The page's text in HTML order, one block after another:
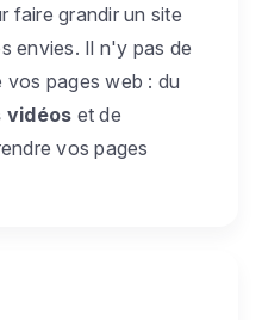
faire grandir un site
envies. Il n'y pas de
vos pages web : du
vidéos et de
vos pages